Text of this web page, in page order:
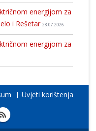
energijom za
i Rešetar 28.07.2026
energijom za
Uvjeti korištenja